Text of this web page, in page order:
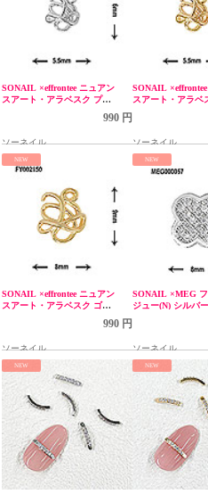
SONAIL ×effrontee ニュアン
スアート・アラベスク プチ
990 円
ソーネイル
SONAIL
スアート・アラベ
ソーネイル
NEW
SONAIL ×effrontee ニュアン
スアート・アラベスク ゴー
990 円
ソーネイル
NEW
SONAIL ×MEG
ジュー(N) シルバー
ソーネイル
NEW NEW